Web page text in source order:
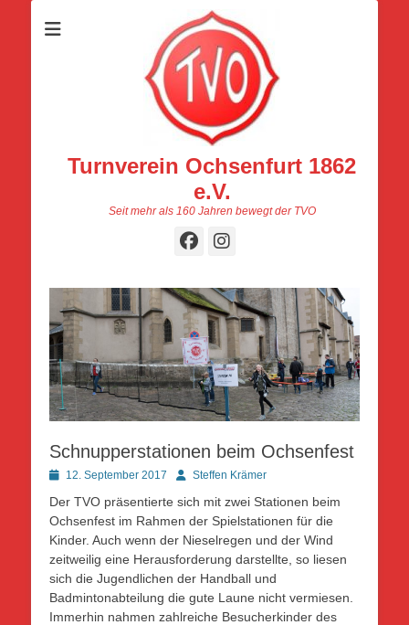
Turnverein Ochsenfurt 1862
e.V.
Seit mehr als 160 Jahren bewegt der TVO
Facebook
Instagram
Schnupperstationen beim Ochsenfest
Posted12. September 2017 AutorSteffen Krämer
Der TVO präsentierte sich mit zwei Stationen beim
Ochsenfest im Rahmen der Spielstationen für die
Kinder. Auch wenn der Nieselregen und der Wind
zeitweilig eine Herausforderung darstellte, so liesen
sich die Jugendlichen der Handball und
Badmintonabteilung die gute Laune nicht vermiesen.
Immerhin nahmen zahlreiche Besucherkinder des